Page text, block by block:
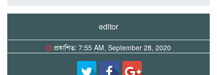
editor
প্রকাশিত: 7:55 AM, September 28, 2020